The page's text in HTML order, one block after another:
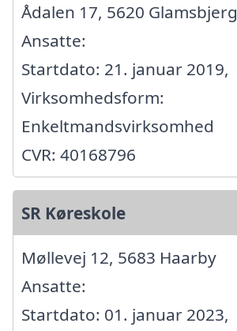
Ådalen 17, 5620 Glamsbjerg
Ansatte:
Startdato: 21. januar 2019,
Virksomhedsform:
Enkeltmandsvirksomhed
CVR: 40168796
SR Køreskole
Møllevej 12, 5683 Haarby
Ansatte:
Startdato: 01. januar 2023,